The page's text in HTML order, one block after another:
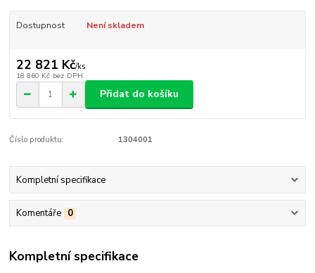
Dostupnost Není skladem
22 821 Kč/ks
18 860 Kč bez DPH
Přidat do košíku
Číslo produktu: 1304001
Kompletní specifikace
Komentáře 0
Kompletní specifikace